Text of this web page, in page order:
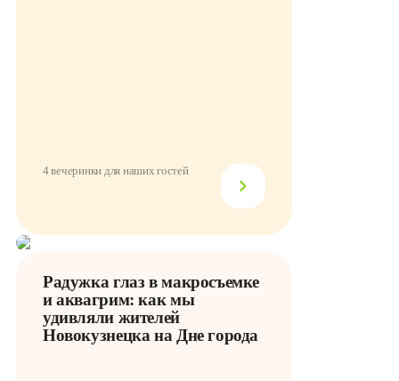
4 вечеринки для наших гостей
Радужка глаз в макросъемке
и аквагрим: как мы
удивляли жителей
Новокузнецка на Дне города